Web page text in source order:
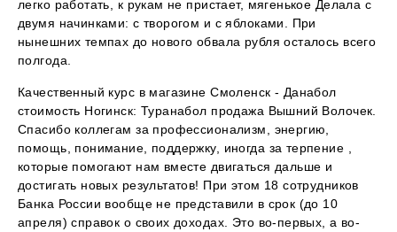
легко работать, к рукам не пристает, мягенькое Делала с
двумя начинками: с творогом и с яблоками. При
нынешних темпах до нового обвала рубля осталось всего
полгода.
Качественный курс в магазине Смоленск - Данабол
стоимость Ногинск: Туранабол продажа Вышний Волочек.
Спасибо коллегам за профессионализм, энергию,
помощь, понимание, поддержку, иногда за терпение ,
которые помогают нам вместе двигаться дальше и
достигать новых результатов! При этом 18 сотрудников
Банка России вообще не представили в срок (до 10
апреля) справок о своих доходах. Это во-первых, а во-